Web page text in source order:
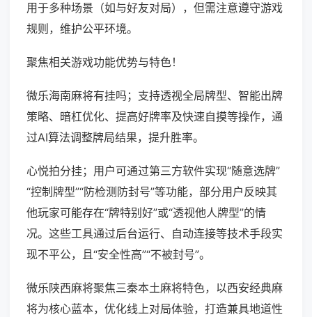
用于多种场景（如与好友对局），但需注意遵守游戏
规则，维护公平环境。
聚焦相关游戏功能优势与特色！
微乐海南麻将有挂吗；支持透视全局牌型、智能出牌
策略、暗杠优化、提高好牌率及快速自摸等操作，通
过AI算法调整牌局结果，提升胜率。
心悦拍分挂；用户可通过第三方软件实现“随意选牌”
“控制牌型”“防检测防封号”等功能，部分用户反映其
他玩家可能存在“牌特别好”或“透视他人牌型”的情
况。这些工具通过后台运行、自动连接等技术手段实
现不平公，且“安全性高”“不被封号”。
微乐陕西麻将聚焦三秦本土麻将特色，以西安经典麻
将为核心蓝本，优化线上对局体验，打造兼具地道性